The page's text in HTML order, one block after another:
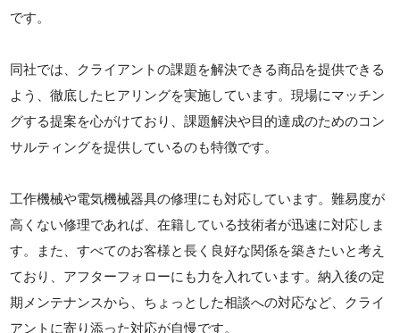
です。
同社では、クライアントの課題を解決できる商品を提供できる
よう、徹底したヒアリングを実施しています。現場にマッチン
グする提案を心がけており、課題解決や目的達成のためのコン
サルティングを提供しているのも特徴です。
工作機械や電気機械器具の修理にも対応しています。難易度が
高くない修理であれば、在籍している技術者が迅速に対応しま
す。また、すべてのお客様と長く良好な関係を築きたいと考え
ており、アフターフォローにも力を入れています。納入後の定
期メンテナンスから、ちょっとした相談への対応など、クライ
アントに寄り添った対応が自慢です。